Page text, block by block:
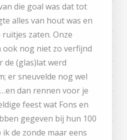
die goal was dat tot
alles van hout was en
zaten. Onze
ook nog niet zo verfijnd
de (glas)lat werd
er sneuvelde nog wel
dan rennen voor je
feest wat Fons en
gegeven bij hun 100
de zonde maar eens